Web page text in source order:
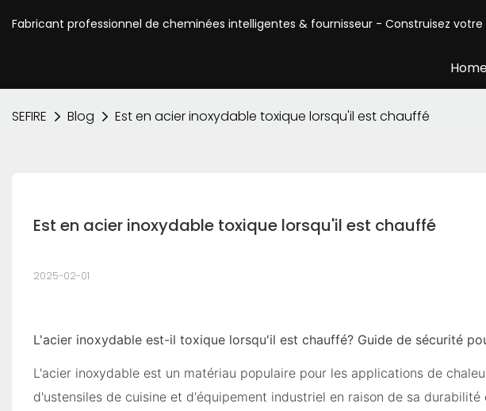
Fabricant professionnel de cheminées intelligentes & fournisseur - Construisez
SEFIRE Blog Est en acier inoxydable toxique lorsqu'il est chauffé
Est en acier inoxydable toxique lorsqu'il est chauffé
2025-02-01
L'acier inoxydable est-il toxique lorsqu'il est chauffé? Guide de sécurité
L'acier inoxydable est un matériau populaire pour les applications de
d'ustensiles de cuisine et d'équipement industriel en raison de sa